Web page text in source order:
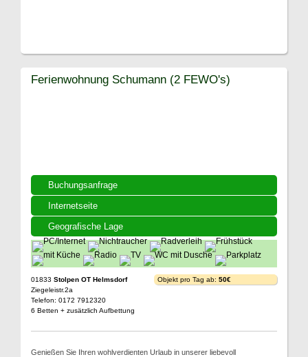
Buchungsanfrage
Internetseite
Geografische Lage
Ferienwohnung Schumann (2 FEWO's)
01833 Stolpen OT Helmsdorf
Ziegeleistr.2a
Telefon: 0172 7912320
6 Betten + zusätzlich Aufbettung
Objekt pro Tag ab: 50€
Genießen Sie Ihren wohlverdienten Urlaub in unserer liebevoll